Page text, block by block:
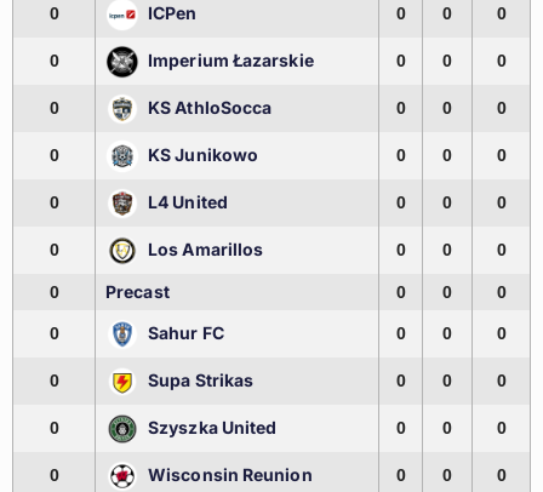
0 ICPen 0 0 0
0 Imperium Łazarskie 0 0 0
0 KS AthloSocca 0 0 0
0 KS Junikowo 0 0 0
0 L4 United 0 0 0
0 Los Amarillos 0 0 0
0 Precast 0 0 0
0 Sahur FC 0 0 0
0 Supa Strikas 0 0 0
0 Szyszka United 0 0 0
0 Wisconsin Reunion 0 0 0